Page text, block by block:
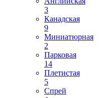
3
Канадская
9
Миниатюрная
2
Парковая
14
Плетистая
5
Спрей